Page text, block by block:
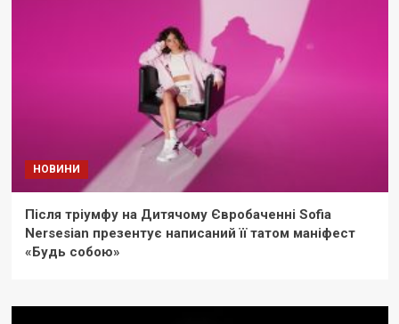
НОВИНИ
Після тріумфу на Дитячому Євробаченні Sofia
Nersesian презентує написаний її татом маніфест
«Будь собою»